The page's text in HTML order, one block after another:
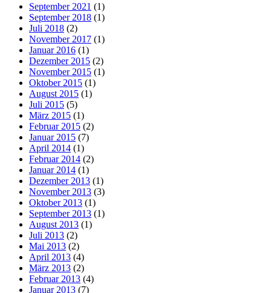
September 2021 (1)
September 2018 (1)
Juli 2018 (2)
November 2017 (1)
Januar 2016 (1)
Dezember 2015 (2)
November 2015 (1)
Oktober 2015 (1)
August 2015 (1)
Juli 2015 (5)
März 2015 (1)
Februar 2015 (2)
Januar 2015 (7)
April 2014 (1)
Februar 2014 (2)
Januar 2014 (1)
Dezember 2013 (1)
November 2013 (3)
Oktober 2013 (1)
September 2013 (1)
August 2013 (1)
Juli 2013 (2)
Mai 2013 (2)
April 2013 (4)
März 2013 (2)
Februar 2013 (4)
Januar 2013 (7)